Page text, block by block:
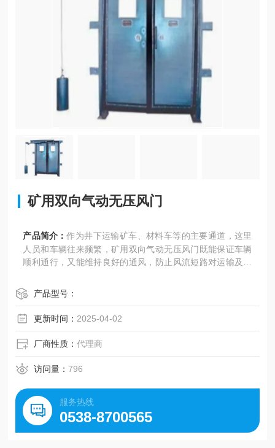
矿用双向气动无压风门
产品简介：作为井下运输矿车、材料车等的主要通道，这里
人员和车辆往来频繁，矿用双向气动无压风门既能保证车辆
顺利通行，又能维持良好的通风，防止风流短路对运输及周
产品型号：
更新时间： 2025-04-02
厂商性质：代理商
访问量：796
服务热线
0538-8700565